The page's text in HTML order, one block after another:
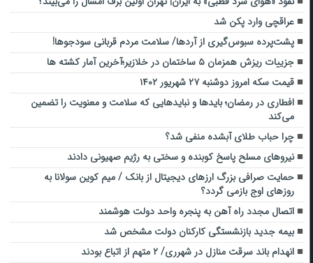
عراقچی وارد پکن شد
پشت‌پرده سبوس‌گیری از آردها/ سلامت مردم قربانی سودجوها!
جزییات ریزش همزمان ۵ ساختمان در خلازیر؛آخرین آمار کشته ها
قیمت سکه امروز دوشنبه ۲۷ شهریور ۱۴۰۲
افطاری در رمضان؛ بایدها و نبایدهایی که سلامت و معنویت را تضمین
می‌کند
چرا حباب طلای آبشده منفی شد؟
نیروهای مسلح پاسخ کوبنده و سختی به رژیم صهیونی دادند
حمایت صرافی بزرگ ارزهای دیجیتال از بانک / میم کوین سولانا به
روزهای اوج بازمی گردد؟
اتصال مجدد راه آهن به پنجره واحد دولت هوشمند
بیمه جدید بازنشستگی کارکنان دولت مشخص شد
انهدام باند سرقت منازل در شهرری/ ۲ متهم از اتباع بودند